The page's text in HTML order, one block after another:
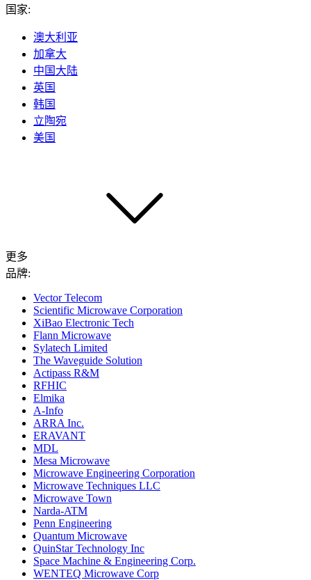
国家:
澳大利亚
加拿大
中国大陆
英国
韩国
立陶宛
美国
更多
品牌:
Vector Telecom
Scientific Microwave Corporation
XiBao Electronic Tech
Flann Microwave
Sylatech Limited
The Waveguide Solution
Actipass R&M
RFHIC
Elmika
A-Info
ARRA Inc.
ERAVANT
MDL
Mesa Microwave
Microwave Engineering Corporation
Microwave Techniques LLC
Microwave Town
Narda-ATM
Penn Engineering
Quantum Microwave
QuinStar Technology Inc
Space Machine & Engineering Corp.
WENTEQ Microwave Corp